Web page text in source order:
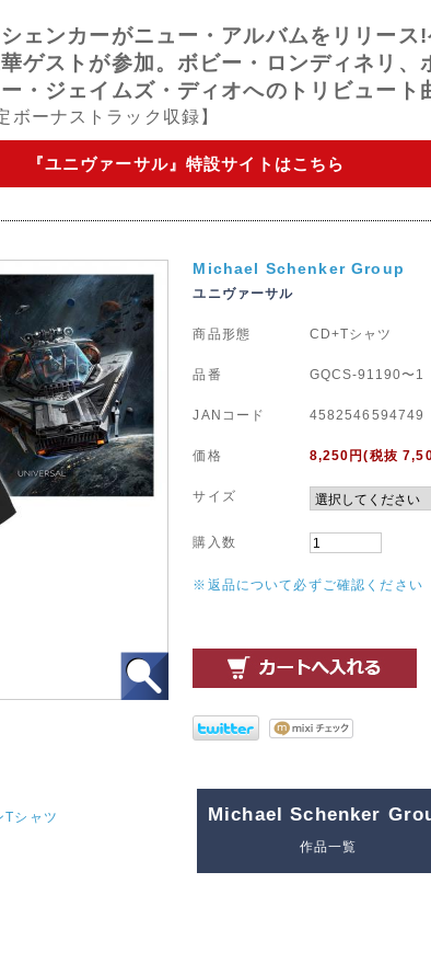
ェンカーがニュー・アルバムをリリー
ゲストが参加。ボビー・ロンディネリ、
・ジェイムズ・ディオへのトリビュート
ボーナストラック収録】
『ユニヴァーサル』特設サイトはこちら
Michael Schenker Group
ユニヴァーサル
商品形態 CD+Tシャツ
品番 GQCS-91190〜1
JANコード 4582546594749
価格 8,250 円(税抜
サイズ
購入数
※返品について必ずご確認ください
Tシャツ
Michael Schenker
作品一覧